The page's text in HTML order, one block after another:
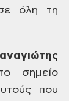
όλη τη
σημείο
που